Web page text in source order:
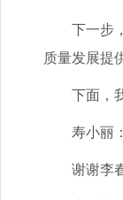
下一步，
质量发展提
下面，我
寿小丽：
谢谢李春